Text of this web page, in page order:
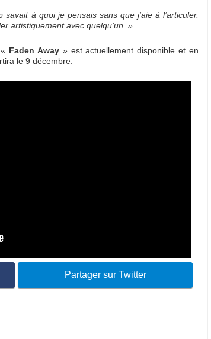
savait à quoi je pensais sans que j’aie à l’articuler.
artistiquement avec quelqu’un. »
Faden Away» est actuellement disponible et en
le 9 décembre.
Partager sur Twitter